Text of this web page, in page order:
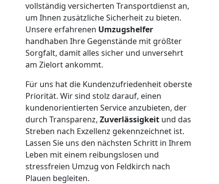
vollständig versicherten Transportdienst an,
um Ihnen zusätzliche Sicherheit zu bieten.
Unsere erfahrenen Umzugshelfer
handhaben Ihre Gegenstände mit größter
Sorgfalt, damit alles sicher und unversehrt
am Zielort ankommt.
Für uns hat die Kundenzufriedenheit oberste
Priorität. Wir sind stolz darauf, einen
kundenorientierten Service anzubieten, der
durch Transparenz, Zuverlässigkeit und das
Streben nach Exzellenz gekennzeichnet ist.
Lassen Sie uns den nächsten Schritt in Ihrem
Leben mit einem reibungslosen und
stressfreien Umzug von Feldkirch nach
Plauen begleiten.
Feldkirch
Beiladung
Feldkirch
Mini
Umzug
Feldkirch